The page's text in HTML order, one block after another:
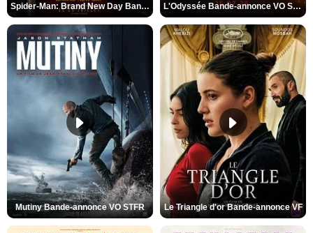
Spider-Man: Brand New Day Bande-annonce VO STFR L'Odyssée Bande-annonce VO STFR
Mutiny Bande-annonce VO STFR Le Triangle d'or Bande-annonce VF